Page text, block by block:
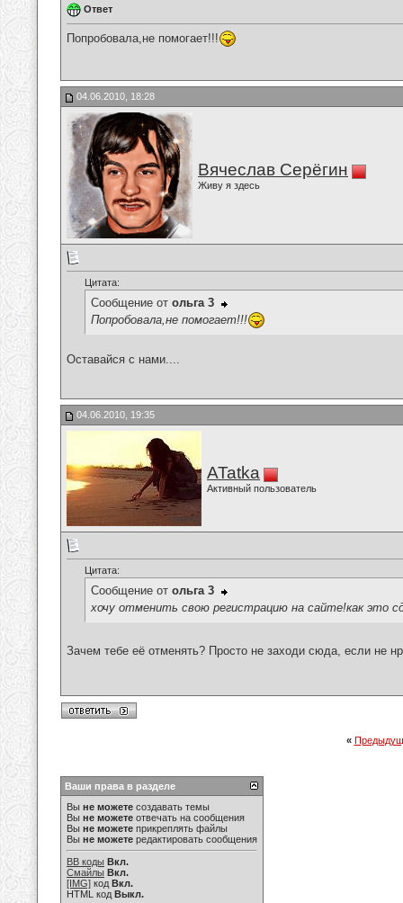
Ответ
Попробовала,не помогает!!!
04.06.2010, 18:28
Вячеслав Серёгин
Живу я здесь
Цитата:
Сообщение от ольга 3
Попробовала,не помогает!!!
Оставайся с нами....
04.06.2010, 19:35
ATatka
Активный пользователь
Цитата:
Сообщение от ольга 3
хочу отменить свою регистрацию на сайте!как это
Зачем тебе её отменять? Просто не заходи сюда, если не
«
Ваши права в разделе
Вы не можете создавать темы
Вы не можете отвечать на сообщения
Вы не можете прикреплять файлы
Вы не можете редактировать сообщения
BB коды Вкл.
Смайлы Вкл.
[IMG] код Вкл.
HTML код Выкл.